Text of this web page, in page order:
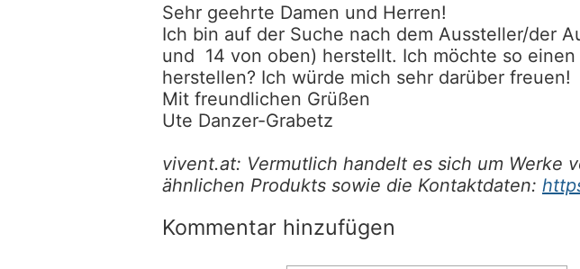
Sehr geehrte Damen und Herren!
Ich bin auf der Suche nach dem Aussteller/der
und 14 von oben) herstellt. Ich möchte so
herstellen? Ich würde mich sehr darüber freuen!
Mit freundlichen Grüßen
Ute Danzer-Grabetz
vivent.at: Vermutlich handelt es sich um Werke
ähnlichen Produkts sowie die Kontaktdaten:
Kommentar hinzufügen